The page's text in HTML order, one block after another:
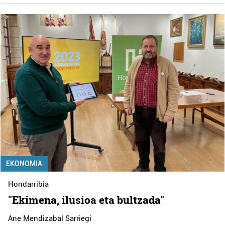
EKONOMIA
Hondarribia
"Ekimena, ilusioa eta bultzada"
Ane Mendizabal Sarriegi